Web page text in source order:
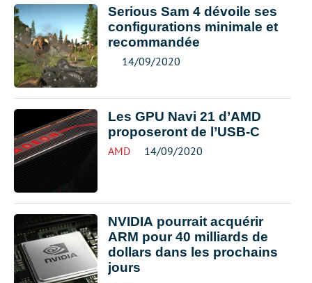
Serious Sam 4 dévoile ses
configurations minimale et
recommandée
14/09/2020
Les GPU Navi 21 d’AMD
proposeront de l’USB-C
AMD 14/09/2020
NVIDIA pourrait acquérir
ARM pour 40 milliards de
dollars dans les prochains
jours